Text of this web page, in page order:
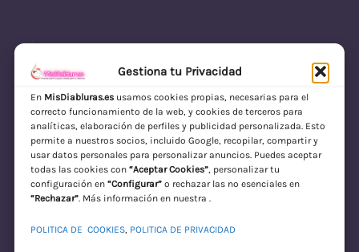
Gestiona tu Privacidad
En MisDiabluras.esusamos cookies propias, necesarias para el
correcto funcionamiento de la web, y cookies de terceros para
analíticas, elaboración de perfiles y publicidad personalizada. Esto
permite a nuestros socios, incluido Google, recopilar, compartir y
usar datos personales para personalizar anuncios. Puedes aceptar
todas las cookies con “Aceptar Cookies”, personalizar tu
configuración en “Configurar”o rechazar las no esenciales en
“Rechazar”. Más información en nuestra .
POLITICA DE COOKIES, POLITICA DE PRIVACIDAD
MisDiabluras | Sexshop Online con Envío
Discreto en España
Acceder